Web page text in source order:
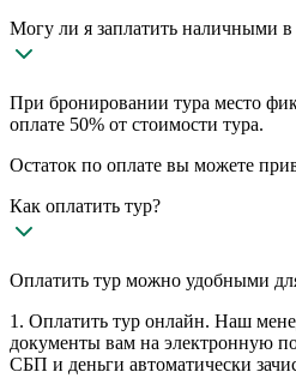
Могу ли я заплатить наличными в
При бронировании тура место
оплате 50% от стоимости тура.
Остаток по оплате вы можете
Как оплатить тур?
Оплатить тур можно удобными
1. Оплатить тур онлайн. Наш
документы вам на электронную
СБП и деньги автоматически